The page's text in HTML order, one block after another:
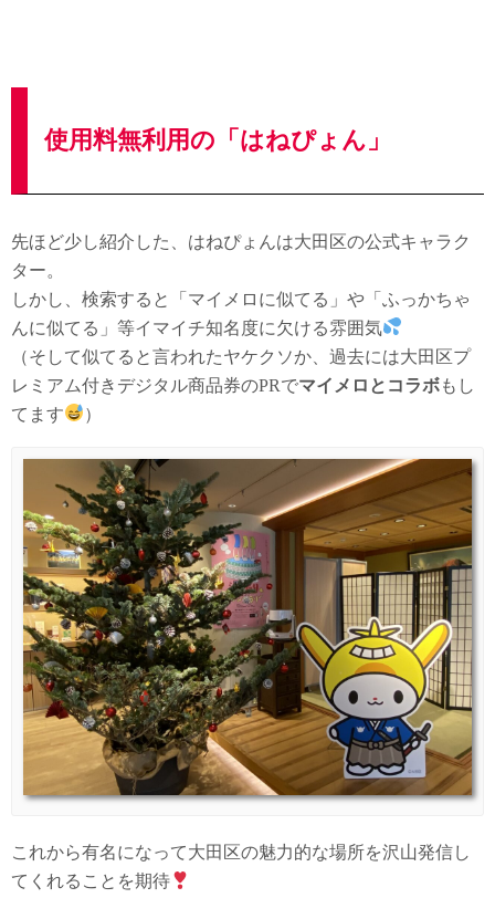
使用料無利用の「はねぴょん」
先ほど少し紹介した、はねぴょんは大田区の公式キャラク
ター。
しかし、検索すると「マイメロに似てる」や「ふっかちゃ
んに似てる」等イマイチ知名度に欠ける雰囲気
（そして似てると言われたヤケクソか、過去には大田区プ
レミアム付きデジタル商品券のPRでマイメロとコラボもし
てます
）
これから有名になって大田区の魅力的な場所を沢山発信し
てくれることを期待